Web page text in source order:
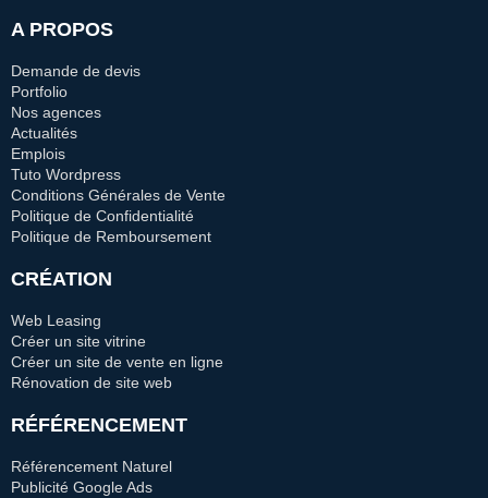
A PROPOS
Demande de devis
Portfolio
Nos agences
Actualités
Emplois
Tuto Wordpress
Conditions Générales de Vente
Politique de Confidentialité
Politique de Remboursement
CRÉATION
Web Leasing
Créer un site vitrine
Créer un site de vente en ligne
Rénovation de site web
RÉFÉRENCEMENT
Référencement Naturel
Publicité Google Ads